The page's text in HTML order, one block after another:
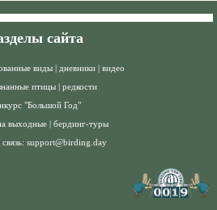
сайта
виды | дневники | видео
птицы | редкости
"Большой Год"
выходные | бердинг-туры
support@birding.day